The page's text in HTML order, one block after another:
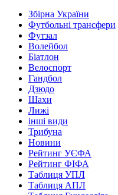
Збірна України
Футбольні трансфери
Футзал
Волейбол
Біатлон
Велоспорт
Гандбол
Дзюдо
Шахи
Лижі
інші види
Трибуна
Новини
Рейтинг УЄФА
Рейтинг ФІФА
Таблиця УПЛ
Таблиця АПЛ